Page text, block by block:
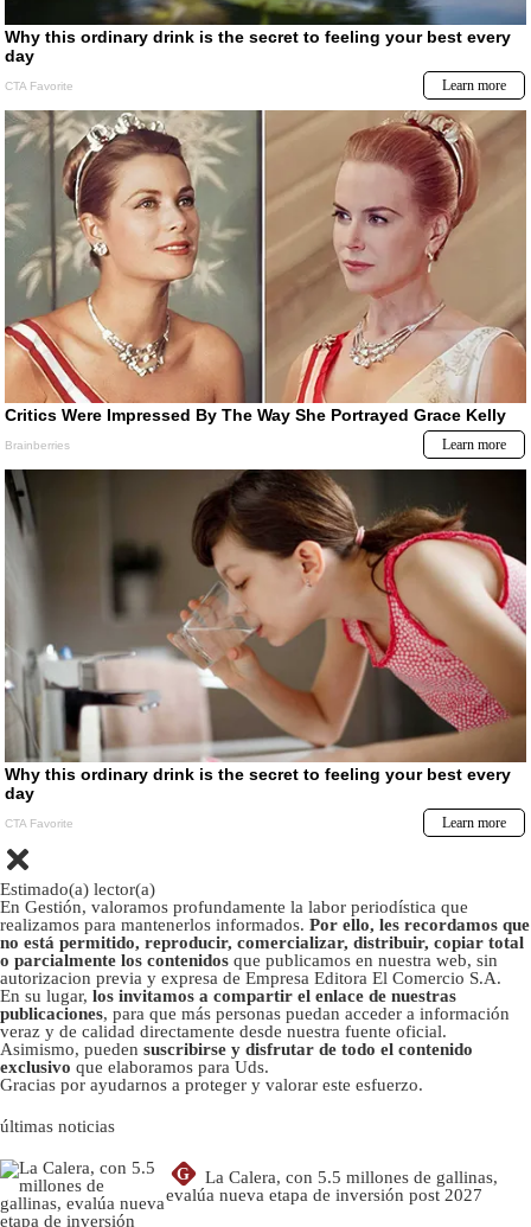
Estimado(a) lector(a)
En Gestión, valoramos profundamente la labor periodística que
realizamos para mantenerlos informados. Por ello, les recordamos que
no está permitido, reproducir, comercializar, distribuir, copiar total
o parcialmente los contenidos que publicamos en nuestra web, sin
autorizacion previa y expresa de Empresa Editora El Comercio S.A.
En su lugar, los invitamos a compartir el enlace de nuestras
publicaciones, para que más personas puedan acceder a información
veraz y de calidad directamente desde nuestra fuente oficial.
Asimismo, pueden suscribirse y disfrutar de todo el contenido
exclusivo que elaboramos para Uds.
Gracias por ayudarnos a proteger y valorar este esfuerzo.
últimas noticias
G
La Calera, con 5.5 millones de gallinas,
evalúa nueva etapa de inversión post 2027